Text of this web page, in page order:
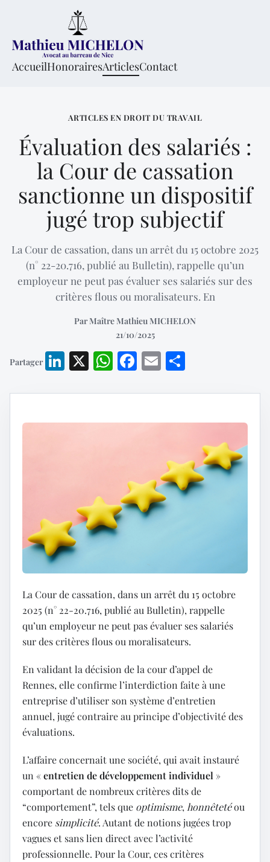
AccueilHonorairesArticlesContact
ARTICLES EN DROIT DU TRAVAIL
Évaluation des salariés :
la Cour de cassation
sanctionne un dispositif
jugé trop subjectif
La Cour de cassation, dans un arrêt du 15 octobre 2025
(n° 22-20.716, publié au Bulletin), rappelle qu’un
employeur ne peut pas évaluer ses salariés sur des
critères flous ou moralisateurs. En
Par Maître Mathieu MICHELON
21/10/2025
Partager LinkedIn
X WhatsApp
Facebook
Email
La Cour de cassation, dans un arrêt du 15 octobre
2025 (n° 22-20.716, publié au Bulletin), rappelle
qu’un employeur ne peut pas évaluer ses salariés
sur des critères flous ou moralisateurs.
En validant la décision de la cour d’appel de
Rennes, elle confirme l’interdiction faite à une
entreprise d’utiliser son système d’entretien
annuel, jugé contraire au principe d’objectivité des
évaluations.
L’affaire concernait une société, qui avait instauré
un « entretien de développement individuel »
comportant de nombreux critères dits de
“comportement”, tels que optimisme, honnêtetéou
encore simplicité. Autant de notions jugées trop
vagues et sans lien direct avec l’activité
professionnelle. Pour la Cour, ces critères